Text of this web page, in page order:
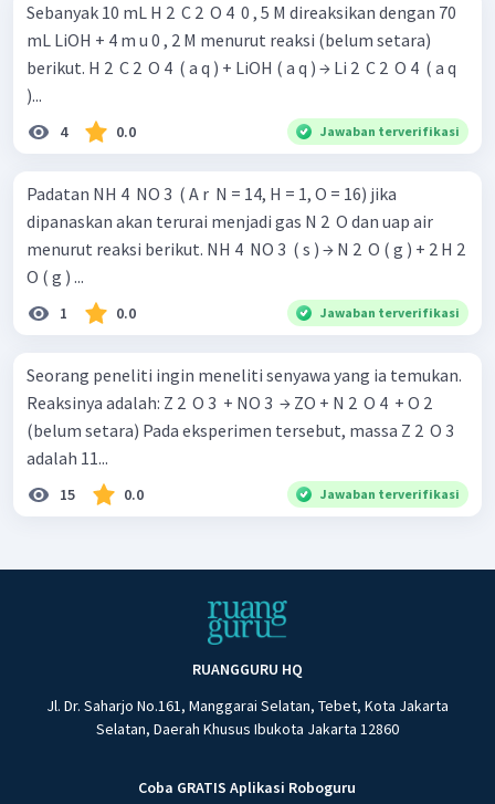
Sebanyak 10 mL H 2 ​ C 2 ​ O 4 ​ 0 , 5 M direaksikan dengan 70
mL LiOH + 4 m u 0 , 2 M menurut reaksi (belum setara)
berikut. H 2 ​ C 2 ​ O 4 ​ ( a q ) + LiOH ( a q ) → Li 2 ​ C 2 ​ O 4 ​ ( a q
)...
4 0.0 Jawaban terverifikasi
Padatan NH 4 ​ NO 3 ​ ( A r ​ N = 14, H = 1, O = 16) jika
dipanaskan akan terurai menjadi gas N 2 ​ O dan uap air
menurut reaksi berikut. NH 4 ​ NO 3 ​ ( s ) → N 2 ​ O ( g ) + 2 H 2 ​
O ( g ) ...
1 0.0 Jawaban terverifikasi
Seorang peneliti ingin meneliti senyawa yang ia temukan.
Reaksinya adalah: Z 2 ​ O 3 ​ + NO 3 ​ → ZO + N 2 ​ O 4 ​ + O 2 ​
(belum setara) Pada eksperimen tersebut, massa Z 2 ​ O 3 ​
adalah 11...
15 0.0 Jawaban terverifikasi
RUANGGURU HQ
Jl. Dr. Saharjo No.161, Manggarai Selatan, Tebet, Kota Jakarta
Selatan, Daerah Khusus Ibukota Jakarta 12860
Coba GRATIS Aplikasi Roboguru